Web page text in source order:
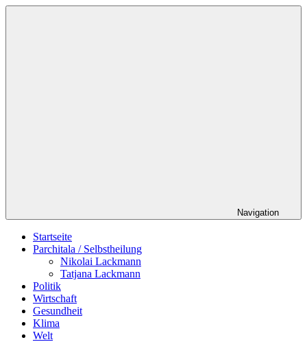
Zum
Navigation
Startseite
Parchitala / Selbstheilung
Nikolai Lackmann
Tatjana Lackmann
Politik
Wirtschaft
Gesundheit
Klima
Welt